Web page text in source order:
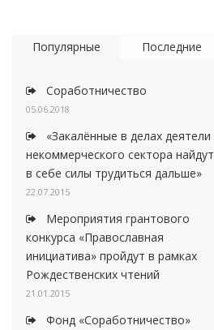
Популярные Последние
Соработничество
05.06.2018
«Закалённые в делах деятели
некоммерческого сектора найдут
в себе силы трудиться дальше»
22.07.2015
Мероприятия грантового
конкурса «Православная
инициатива» пройдут в рамках
Рождественских чтений
21.01.2015
Фонд «Соработничество»